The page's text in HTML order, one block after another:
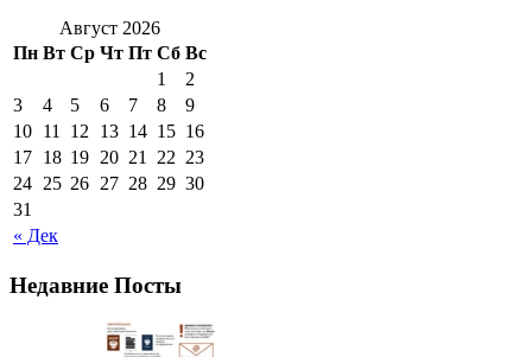
Август 2026
Пн Вт Ср Чт Пт Сб Вс
« Дек
1
2
3
4 5 6 7 8
9
10 11 12 13 14 15 16
17 18 19 20 21 22 23
24 25 26 27 28 29 30
31
Недавние Посты